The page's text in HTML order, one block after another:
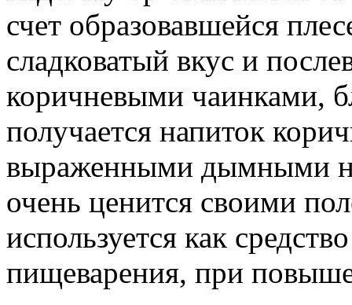
счет образовавшейся
сладковатый вкус и
коричневыми чаинками,
получается напиток
выраженными дымными
очень ценится своими
используется как
пищеварения, при